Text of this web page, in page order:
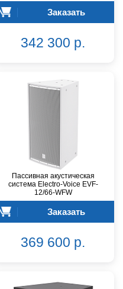
Заказать
342 300 р.
Пассивная акустическая
система Electro-Voice EVF-
12/66-WFW
Заказать
369 600 р.